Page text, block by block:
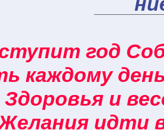
год
каждому
Здоровья и
идти